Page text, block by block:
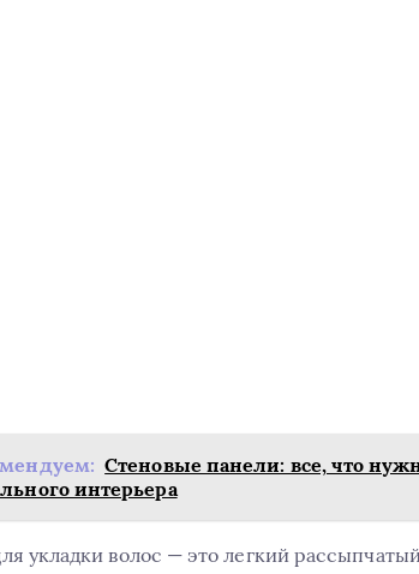
Стеновые панели: все, что
интерьера
укладки волос — это легкий